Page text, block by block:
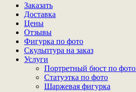
Заказать
Доставка
Цены
Отзывы
Фигурка по фото
Скульптура на заказ
Услуги
Портретный бюст по
Статуэтка по фото
Шаржевая фигурка